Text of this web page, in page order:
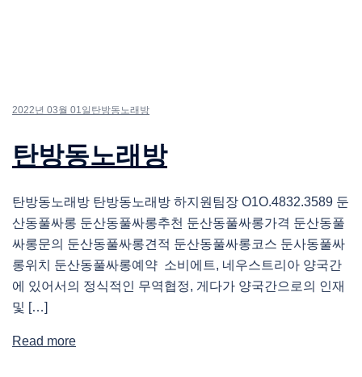
2022년 03월 01일 탄방동노래방
탄방동노래방
탄방동노래방 탄방동노래방 하지원팀장 O1O.4832.3589 둔
산동풀싸롱 둔산동풀싸롱추천 둔산동풀싸롱가격 둔산동풀
싸롱문의 둔산동풀싸롱견적 둔산동풀싸롱코스 둔사동풀싸
롱위치 둔산동풀싸롱예약 소비에트, 네우스트리아 양국간
에 있어서의 정식적인 무역협정, 게다가 양국간으로의 인재
및 […]
Read more